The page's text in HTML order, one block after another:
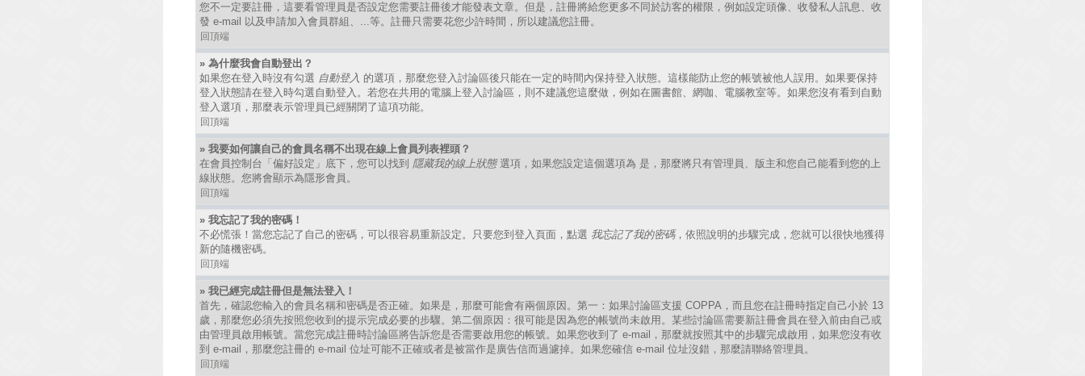
您不一定要註冊，這要看管理員是否設定您需要註冊後才能發表文章。但是，註冊將給您更多不同於訪客的權限，例如設定頭像、收發私人訊息、收
發 e-mail 以及申請加入會員群組、...等。註冊只需要花您少許時間，所以建議您註冊。
回頂端
» 為什麼我會自動登出？
如果您在登入時沒有勾選 自動登入 的選項，那麼您登入討論區後只能在一定的時間內保持登入狀態。這樣能防止您的帳號被他人誤用。如果要保持
登入狀態請在登入時勾選自動登入。若您在共用的電腦上登入討論區，則不建議您這麼做，例如在圖書館、網咖、電腦教室等。如果您沒有看到自動
登入選項，那麼表示管理員已經關閉了這項功能。
回頂端
» 我要如何讓自己的會員名稱不出現在線上會員列表裡頭？
在會員控制台「偏好設定」底下，您可以找到 隱藏我的線上狀態選項，如果您設定這個選項為 是 ，那麼將只有管理員、版主和您自己能看到您的上
線狀態。您將會顯示為隱形會員。
回頂端
» 我忘記了我的密碼！
不必慌張！當您忘記了自己的密碼，可以很容易重新設定。只要您到登入頁面，點選 我忘記了我的密碼，依照說明的步驟完成，您就可以很快地獲得
新的隨機密碼。
回頂端
» 我已經完成註冊但是無法登入！
首先，確認您輸入的會員名稱和密碼是否正確。如果是，那麼可能會有兩個原因。第一：如果討論區支援 COPPA，而且您在註冊時指定自己小於 13
歲，那麼您必須先按照您收到的提示完成必要的步驟。第二個原因：很可能是因為您的帳號尚未啟用。某些討論區需要新註冊會員在登入前由自己或
由管理員啟用帳號。當您完成註冊時討論區將告訴您是否需要啟用您的帳號。如果您收到了 e-mail，那麼就按照其中的步驟完成啟用，如果您沒有收
到 e-mail，那麼您註冊的 e-mail 位址可能不正確或者是被當作是廣告信而過濾掉。如果您確信 e-mail 位址沒錯，那麼請聯絡管理員。
回頂端